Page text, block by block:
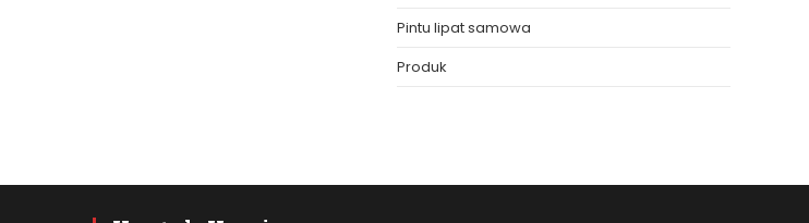
Pintu lipat samowa
Produk